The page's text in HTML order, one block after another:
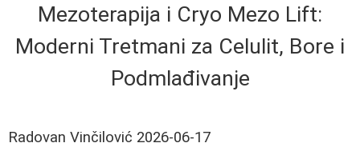
Mezoterapija i Cryo Mezo Lift:
Moderni Tretmani za Celulit, Bore i
Podmlađivanje
Radovan Vinčilović 2026-06-17